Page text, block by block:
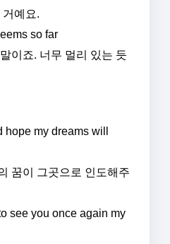
예요.
so far
이죠. 너무 멀리 있는 듯
my dreams will
꿈이 그곳으로 인도해주
see you once again my